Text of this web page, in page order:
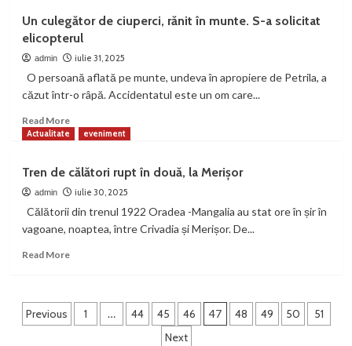
cu
amendă
8.000
de
lei
de
control
ale
polițiștilor,
domeniul
sancțiuni,
dosare
penale
în
Hunedoara
Un culegător de ciuperci, rănit în munte. S-a solicitat
elicopterul
admin iulie 31, 2025
O persoană aflată pe munte, undeva în apropiere de Petrila, a
căzut într-o râpă. Accidentatul este un om care...
Read MoreRead
more
culegător
de
ciuperci,
munte.
elicopterul
Actualitate eveniment
Tren de călători rupt în două, la Merișor
admin iulie 30, 2025
Călătorii din trenul 1922 Oradea -Mangalia au stat ore în șir în
vagoane, noaptea, între Crivadia și Merișor. De...
Read MoreRead
călători
Paginație
Previous 1 … 44 45 46 47 48 49 50
51
Next